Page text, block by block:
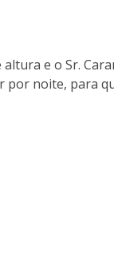
e o Sr.
por noite, para